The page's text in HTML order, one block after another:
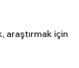
araştırmak için